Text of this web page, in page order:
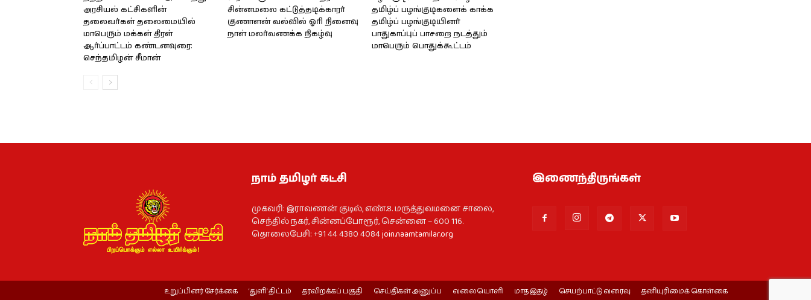
அரசியல் கட்சிகளின்
தலைவர்கள் தலைமையில்
மாபெரும் மக்கள் திரள்
ஆர்ப்பாட்டம் கண்டனவுரை:
செந்தமிழன் சீமான்
சின்னமலை கட்டுத்தடிக்காரர்
குணாளன் வல்வில் ஓரி நினைவு
நாள் மலர்வணக்க நிகழ்வு
தமிழ்ப் பழங்குடிகளைக் காக்க
தமிழ்ப் பழங்குடியினர்
பாதுகாப்புப் பாசறை நடத்தும்
மாபெரும் பொதுக்கூட்டம்
நாம் தமிழர் கட்சி
முகவரி: இராவணன் குடில், எண்.8. மருத்துவமனை சாலை,
செந்தில் நகர், சின்னப்போரூர், சென்னை – 600 116.
தொலைபேசி: +91 44 4380 4084join.naamtamilar.org
இணைந்திருங்கள்
உறுப்பினர் சேர்க்கை ‘துளி’ திட்டம் தரவிறக்கப் பகுதி செய்திகள் அனுப்ப வலையொளி மாத இதழ் செயற்பாட்டு வரைவு தனியுரிமைக் கொள்கை